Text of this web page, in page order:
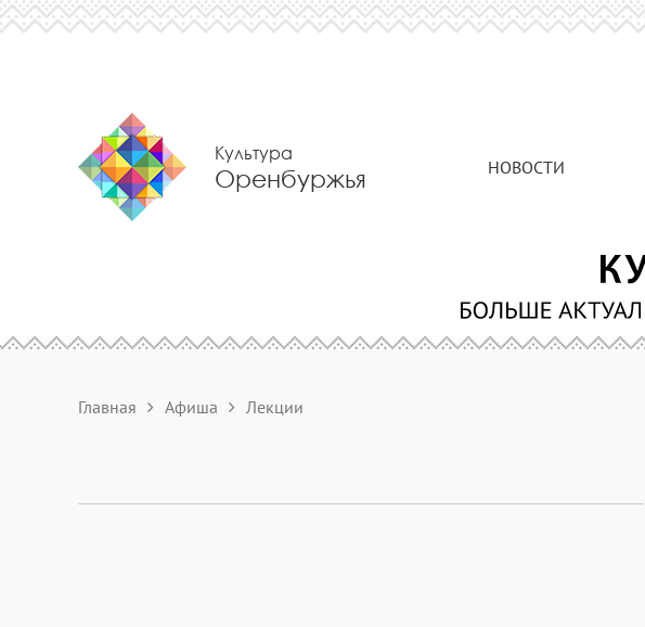
Культура
Оренбуржья НОВОСТИ
Главная Афиша Лекции